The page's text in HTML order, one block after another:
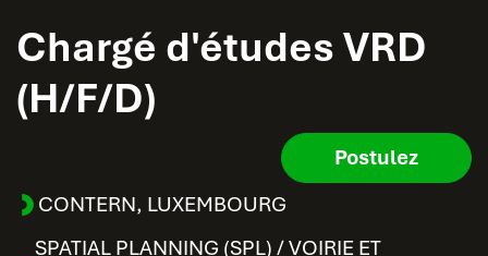
Chargé d'études VRD
(H/F/D)
Postulez
CONTERN, LUXEMBOURG
SPATIAL PLANNING (SPL) / VOIRIE ET